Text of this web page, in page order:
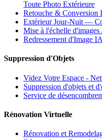
Toute Photo Extérieure
Retouche & Conversion
Extérieur Jour-Nuit —
Mise à l'échelle
Redressement d'Image
Suppression d'Objets
Videz Votre Espace -
Suppression d'objets et
Service de
Rénovation Virtuelle
Rénovation et